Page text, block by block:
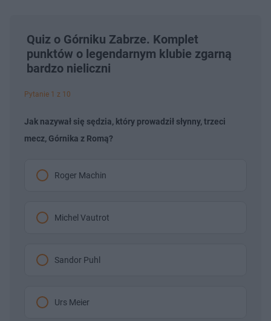
Quiz o Górniku Zabrze. Komplet
punktów o legendarnym klubie zgarną
bardzo nieliczni
Pytanie 1 z 10
Jak nazywał się sędzia, który prowadził słynny, trzeci
mecz, Górnika z Romą?
Roger Machin
Michel Vautrot
Sandor Puhl
Urs Meier